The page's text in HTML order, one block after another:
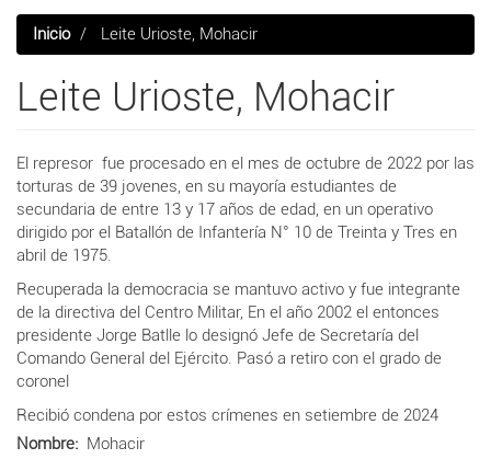
Inicio Leite Urioste, Mohacir
Leite Urioste, Mohacir
El represor fue procesado en el mes de octubre de 2022 por las
torturas de 39 jovenes, en su mayoría estudiantes de
secundaria de entre 13 y 17 años de edad, en un operativo
dirigido por el Batallón de Infantería N° 10 de Treinta y Tres en
abril de 1975.
Recuperada la democracia se mantuvo activo y fue integrante
de la directiva del Centro Militar, En el año 2002 el entonces
presidente Jorge Batlle lo designó Jefe de Secretaría del
Comando General del Ejército. Pasó a retiro con el grado de
coronel
Recibió condena por estos crímenes en setiembre de 2024
Nombre
Mohacir